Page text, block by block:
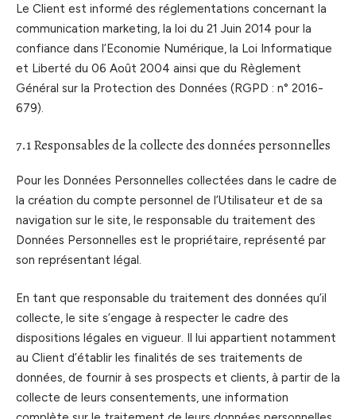
Le Client est informé des réglementations concernant la
communication marketing, la loi du 21 Juin 2014 pour la
confiance dans l’Economie Numérique, la Loi Informatique
et Liberté du 06 Août 2004 ainsi que du Règlement
Général sur la Protection des Données (RGPD : n° 2016-
679).
7.1 Responsables de la collecte des données personnelles
Pour les Données Personnelles collectées dans le cadre de
la création du compte personnel de l’Utilisateur et de sa
navigation sur le site, le responsable du traitement des
Données Personnelles est le propriétaire, représenté par
son représentant légal.
En tant que responsable du traitement des données qu’il
collecte, le site s’engage à respecter le cadre des
dispositions légales en vigueur. Il lui appartient notamment
au Client d’établir les finalités de ses traitements de
données, de fournir à ses prospects et clients, à partir de la
collecte de leurs consentements, une information